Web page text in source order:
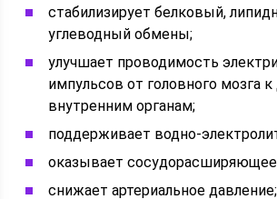
стабилизирует белковый,
углеводный обмены;
улучшает проводимость
импульсов от головного мозга
внутренним органам;
поддерживает водно-
оказывает
снижает артериальное давление;